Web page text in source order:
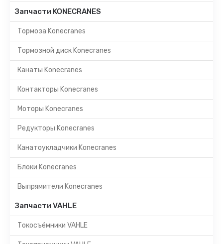
Запчасти KONECRANES
Тормоза Konecranes
Тормозной диск Konecranes
Канаты Konecranes
Контакторы Konecranes
Моторы Konecranes
Редукторы Konecranes
Канатоукладчики Konecranes
Блоки Konecranes
Выпрямители Konecranes
Запчасти VAHLE
Токосъёмники VAHLE